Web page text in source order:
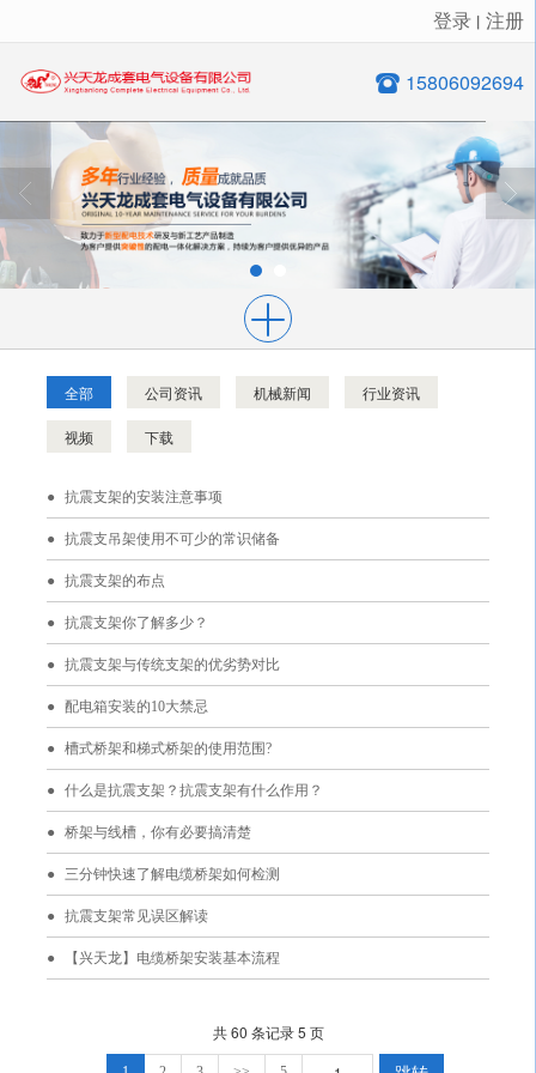
很遗憾，因您的浏览器版本过低导致无法获得最佳浏览体验，推荐下载安装谷歌浏览器！
登录 丨 注册
15806092694
全部 公司资讯 机械新闻 行业资讯
视频 下载
抗震支架的安装注意事项
抗震支吊架使用不可少的常识储备
抗震支架的布点
抗震支架你了解多少？
抗震支架与传统支架的优劣势对比
配电箱安装的10大禁忌
槽式桥架和梯式桥架的使用范围?
什么是抗震支架？抗震支架有什么作用？
桥架与线槽，你有必要搞清楚
三分钟快速了解电缆桥架如何检测
抗震支架常见误区解读
【兴天龙】电缆桥架安装基本流程
共 60 条记录 5 页